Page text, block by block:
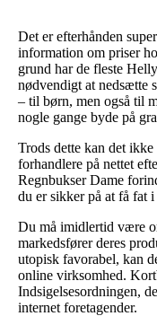
Det er efterhånden
information om priser
grund har de fleste
nødvendigt at nedsætte
– til børn, men også til
nogle gange byde på
Trods dette kan det
forhandlere på nettet
Regnbukser Dame
du er sikker på at få fat i
Du må imidlertid være
markedsfører deres
utopisk favorabel, kan
online virksomhed.
Indsigelsesordningen,
internet foretagender.